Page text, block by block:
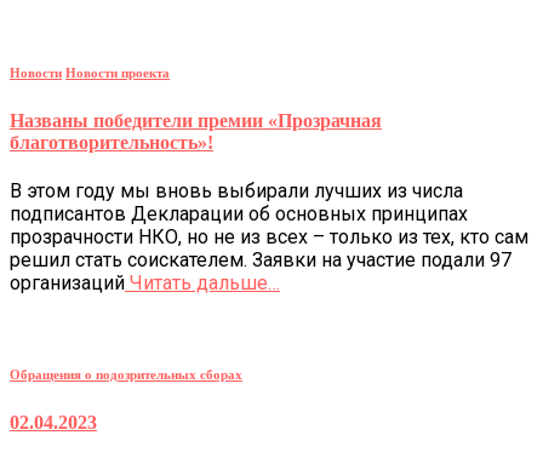
Новости Новости проекта
Названы победители премии «Прозрачная
благотворительность»!
В этом году мы вновь выбирали лучших из числа
подписантов Декларации об основных принципах
прозрачности НКО, но не из всех – только из тех, кто сам
решил стать соискателем. Заявки на участие подали 97
организаций Читать дальше…
Обращения о подозрительных сборах
02.04.2023